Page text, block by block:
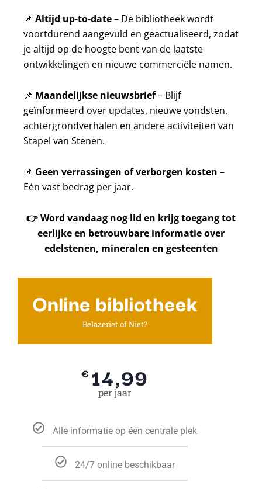
📌 Altijd up-to-date– De bibliotheek wordt
voortdurend aangevuld en geactualiseerd, zodat
je altijd op de hoogte bent van de laatste
ontwikkelingen en nieuwe commerciële namen.
📌 Maandelijkse nieuwsbrief– Blijf
geïnformeerd over updates, nieuwe vondsten,
achtergrondverhalen en andere activiteiten van
Stapel van Stenen.
📌 Geen verrassingen of verborgen kosten –
Eén vast bedrag per jaar.
👉Word vandaag nog lid en krijg toegang tot
eerlijke en betrouwbare informatie over
edelstenen, mineralen en gesteenten
Online bibliotheek
Belazeriet of Niet?
€ 14,99
per jaar
Alle informatie op één centrale plek
24/7 online beschikbaar